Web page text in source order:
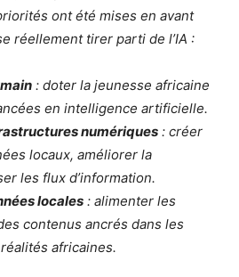
ont été mises en avant
réellement tirer parti de l’IA :
: doter la jeunesse africaine
en intelligence artificielle.
numériques : créer
locaux, améliorer la
les flux d’information.
locales : alimenter les
contenus ancrés dans les
africaines.